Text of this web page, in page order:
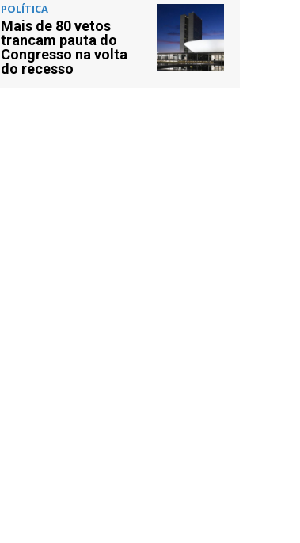
POLÍTICA
Mais de 80 vetos
trancam pauta do
Congresso na volta
do recesso